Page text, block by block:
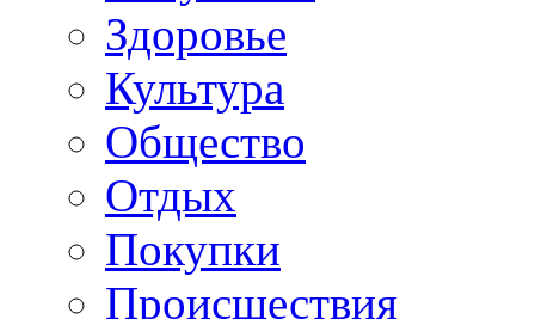
Здоровье
Культура
Общество
Отдых
Покупки
Происшествия